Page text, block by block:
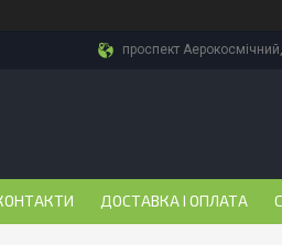
проспект
ДОСТАВКА І ОПЛАТА